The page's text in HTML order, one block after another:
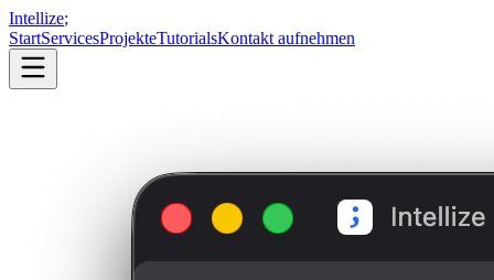
Intellize;
StartServicesProjekteTutorialsKontakt aufnehmen